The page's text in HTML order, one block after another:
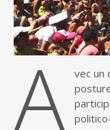
A
vec un